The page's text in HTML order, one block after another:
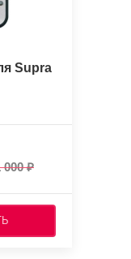
Supra
000